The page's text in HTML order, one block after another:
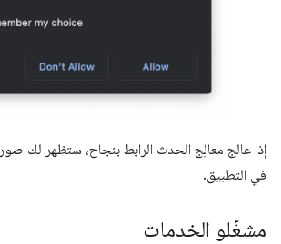
إذا عالج معالِج الحدث الرابط بنجاح، ستظهر لك
في التطبيق.
مشغّلو الخدمات